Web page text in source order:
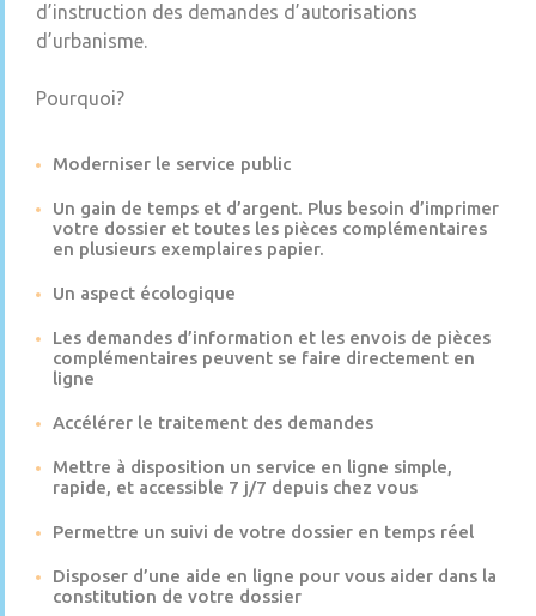
d’instruction des demandes d’autorisations
d’urbanisme.
Pourquoi?
Moderniser le service public
Un gain de temps et d’argent. Plus besoin d’imprimer
votre dossier et toutes les pièces complémentaires
en plusieurs exemplaires papier.
Un aspect écologique
Les demandes d’information et les envois de pièces
complémentaires peuvent se faire directement en
ligne
Accélérer le traitement des demandes
Mettre à disposition un service en ligne simple,
rapide, et accessible 7 j/7 depuis chez vous
Permettre un suivi de votre dossier en temps réel
Disposer d’une aide en ligne pour vous aider dans la
constitution de votre dossier